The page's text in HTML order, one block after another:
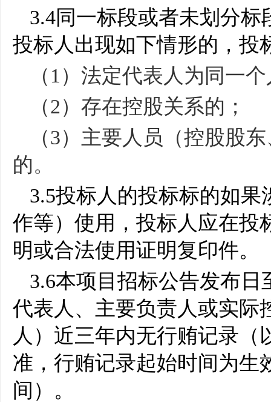
3.4同一标段或者未划分
投标人出现如下情形的，投
（ 1 ）法定代表人为同一
（2）存在控股关系的；
（3）主要人员（控股股
的。
3.5投标人的投标标的如果
作等）使用，投标人应在投
明或合法使用证明复印件。
3.6本项目招标公告发布日
代表人、主要负责人或实际
人）近三年内无行贿记录（
准，行贿记录起始时间为生
间）。